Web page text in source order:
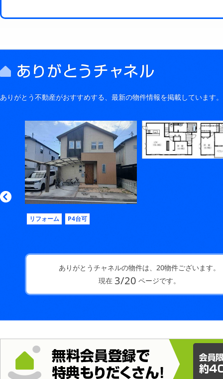
ありがとう不動産がおすすめする、最新の物件情報を掲載しています。
値下げ
ありがとうチャネルの物件は、 20物件ございます。
現在 4/20 ページです。